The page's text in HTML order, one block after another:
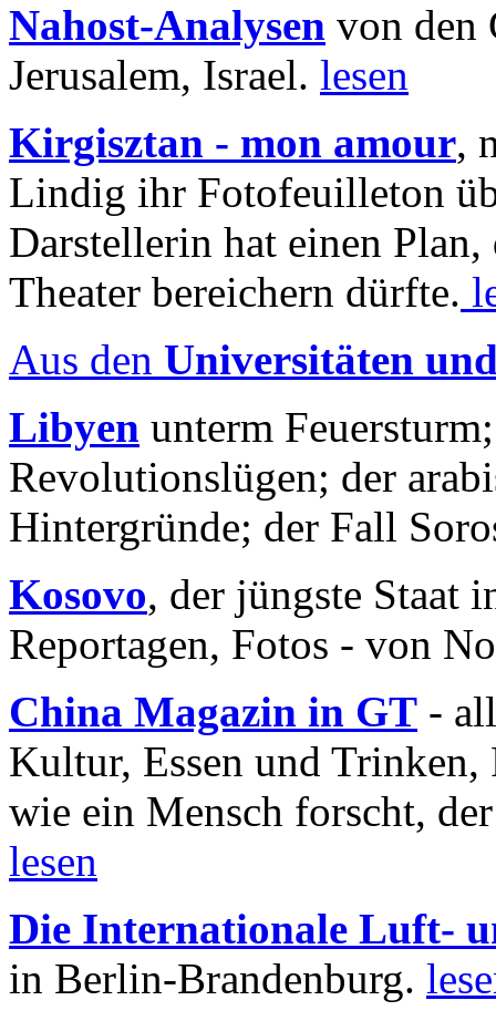
Nahost-Analysen von den
Jerusalem, Israel. lesen
Kirgisztan - mon amour,
Lindig ihr Fotofeuilleton
Darstellerin hat einen Plan,
Theater bereichern dürfte.
Aus den Universitäten
Libyen unterm
Revolutionslügen; der
Hintergründe; der Fall
Kosovo, der jüngste Staat
Reportagen, Fotos - von
China Magazin in GT -
Kultur, Essen und
wie ein Mensch forscht,
lesen
Die Internationale Luft-
in Berlin-Brandenburg.